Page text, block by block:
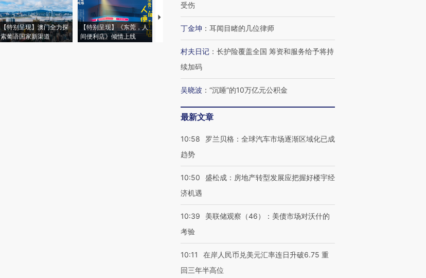
【特别呈现】澳门全力探
索葡语国家新渠道
【特别呈现】《东莞，人
间便利店》倾情上线
【推广】走进第四届链博
会，让数智科技“链”接产
【特别呈现】寻找100种
【商旅对话】华住集团
受伤
丁金坤 ： 耳闻目睹的几位律师
村夫日记 ： 长护险覆盖全国 筹资和服务给予将持
续加码
吴晓波 ： “沉睡”的10万亿元公积金
最新文章
10:58
罗兰贝格：全球汽车市场逐渐区域化已成
趋势
10:50
盛松成：房地产转型发展应把握好楼宇经
济机遇
10:39
美联储观察（46）：美债市场对沃什的
考验
10:11
在岸人民币兑美元汇率连日升破6.75 重
回三年半高位